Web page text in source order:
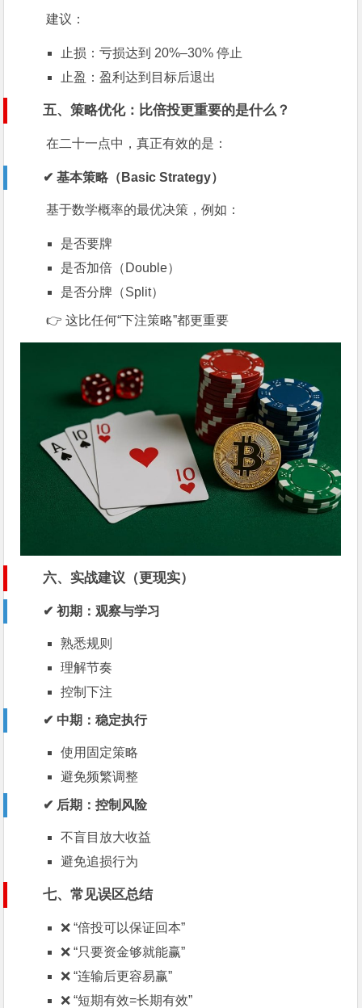
建议：
止损：亏损达到 20%–30% 停止
止盈：盈利达到目标后退出
五、策略优化：比倍投更重要的是什么？
在二十一点中，真正有效的是：
✔ 基本策略（Basic Strategy）
基于数学概率的最优决策，例如：
是否要牌
是否加倍（Double）
是否分牌（Split）
👉 这比任何“下注策略”都更重要
六、实战建议（更现实）
✔ 初期：观察与学习
熟悉规则
理解节奏
控制下注
✔ 中期：稳定执行
使用固定策略
避免频繁调整
✔ 后期：控制风险
不盲目放大收益
避免追损行为
七、常见误区总结
❌ “倍投可以保证回本”
❌ “只要资金够就能赢”
❌ “连输后更容易赢”
❌ “短期有效=长期有效”